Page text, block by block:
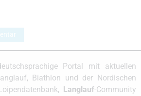
Portal mit aktuellen
Biathlon und der Nordischen
Langlauf-Community